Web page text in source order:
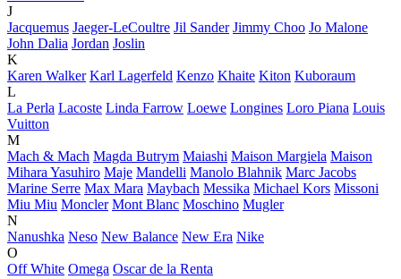
J
Jacquemus Jaeger-LeCoultre Jil Sander Jimmy Choo Jo Malone
John Dalia Jordan Joslin
K
Karen Walker Karl Lagerfeld Kenzo Khaite Kiton Kuboraum
L
La Perla Lacoste Linda Farrow Loewe Longines Loro Piana Louis
Vuitton
M
Mach & Mach Magda Butrym Maiashi Maison Margiela Maison
Mihara Yasuhiro Maje Mandelli Manolo Blahnik Marc Jacobs
Marine Serre Max Mara Maybach Messika Michael Kors Missoni
Miu Miu Moncler Mont Blanc Moschino Mugler
N
Nanushka Neso New Balance New Era Nike
O
Off White Omega Oscar de la Renta